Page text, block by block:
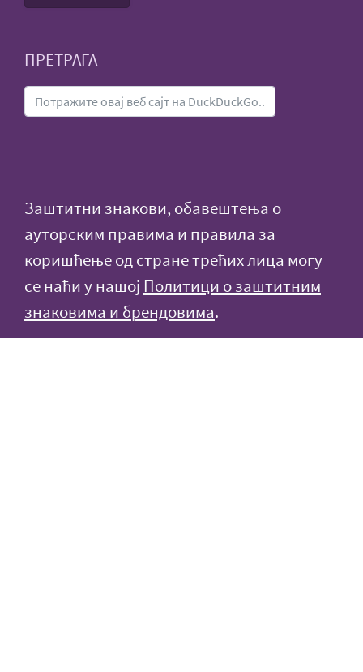
ПРЕТРАГА
Заштитни знакови, обавештења о
ауторским правима и правила за
коришћење од стране трећих лица могу
се наћи у нашој Политици о заштитним
знаковима и брендовима.